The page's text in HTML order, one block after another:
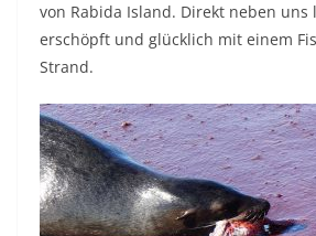
von Rabida Island. Direkt neben uns
erschöpft und glücklich mit einem
Strand.